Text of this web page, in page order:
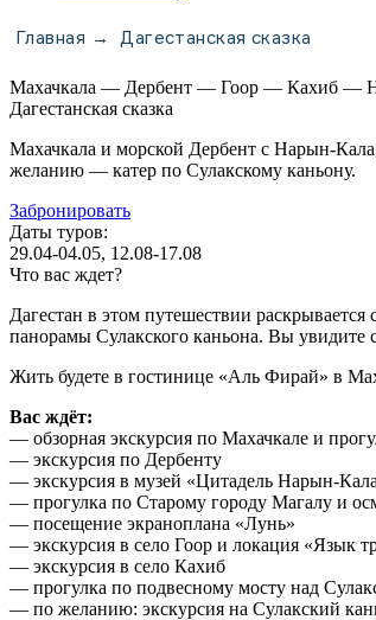
Главная → Дагестанская сказка
Махачкала — Дербент — Гоор — Кахиб —
Дагестанская сказка
Махачкала и морской Дербент с Нарын-
желанию — катер по Сулакскому каньону.
Забронировать
Даты туров:
29.04-04.05, 12.08-17.08
Что вас ждет?
Дагестан в этом путешествии
панорамы Сулакского каньона. Вы
Жить будете в гостинице «Аль Фирай» в
Вас ждёт:
— обзорная экскурсия по Махачкале и
— экскурсия по Дербенту
— экскурсия в музей «Цитадель Нарын-
— прогулка по Старому городу Магалу и
— посещение экраноплана «Лунь»
— экскурсия в село Гоор и локация «Язык
— экскурсия в село Кахиб
— прогулка по подвесному мосту над
— по желанию: экскурсия на Сулакский